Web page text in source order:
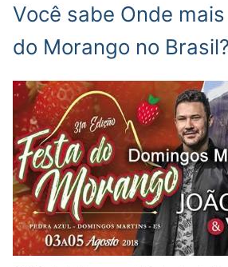
Você sabe Onde
do Morango no Brasil?